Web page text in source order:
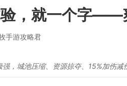
验，就一个字——
手游攻略君
，城池压缩、资源掠夺、15%加伤